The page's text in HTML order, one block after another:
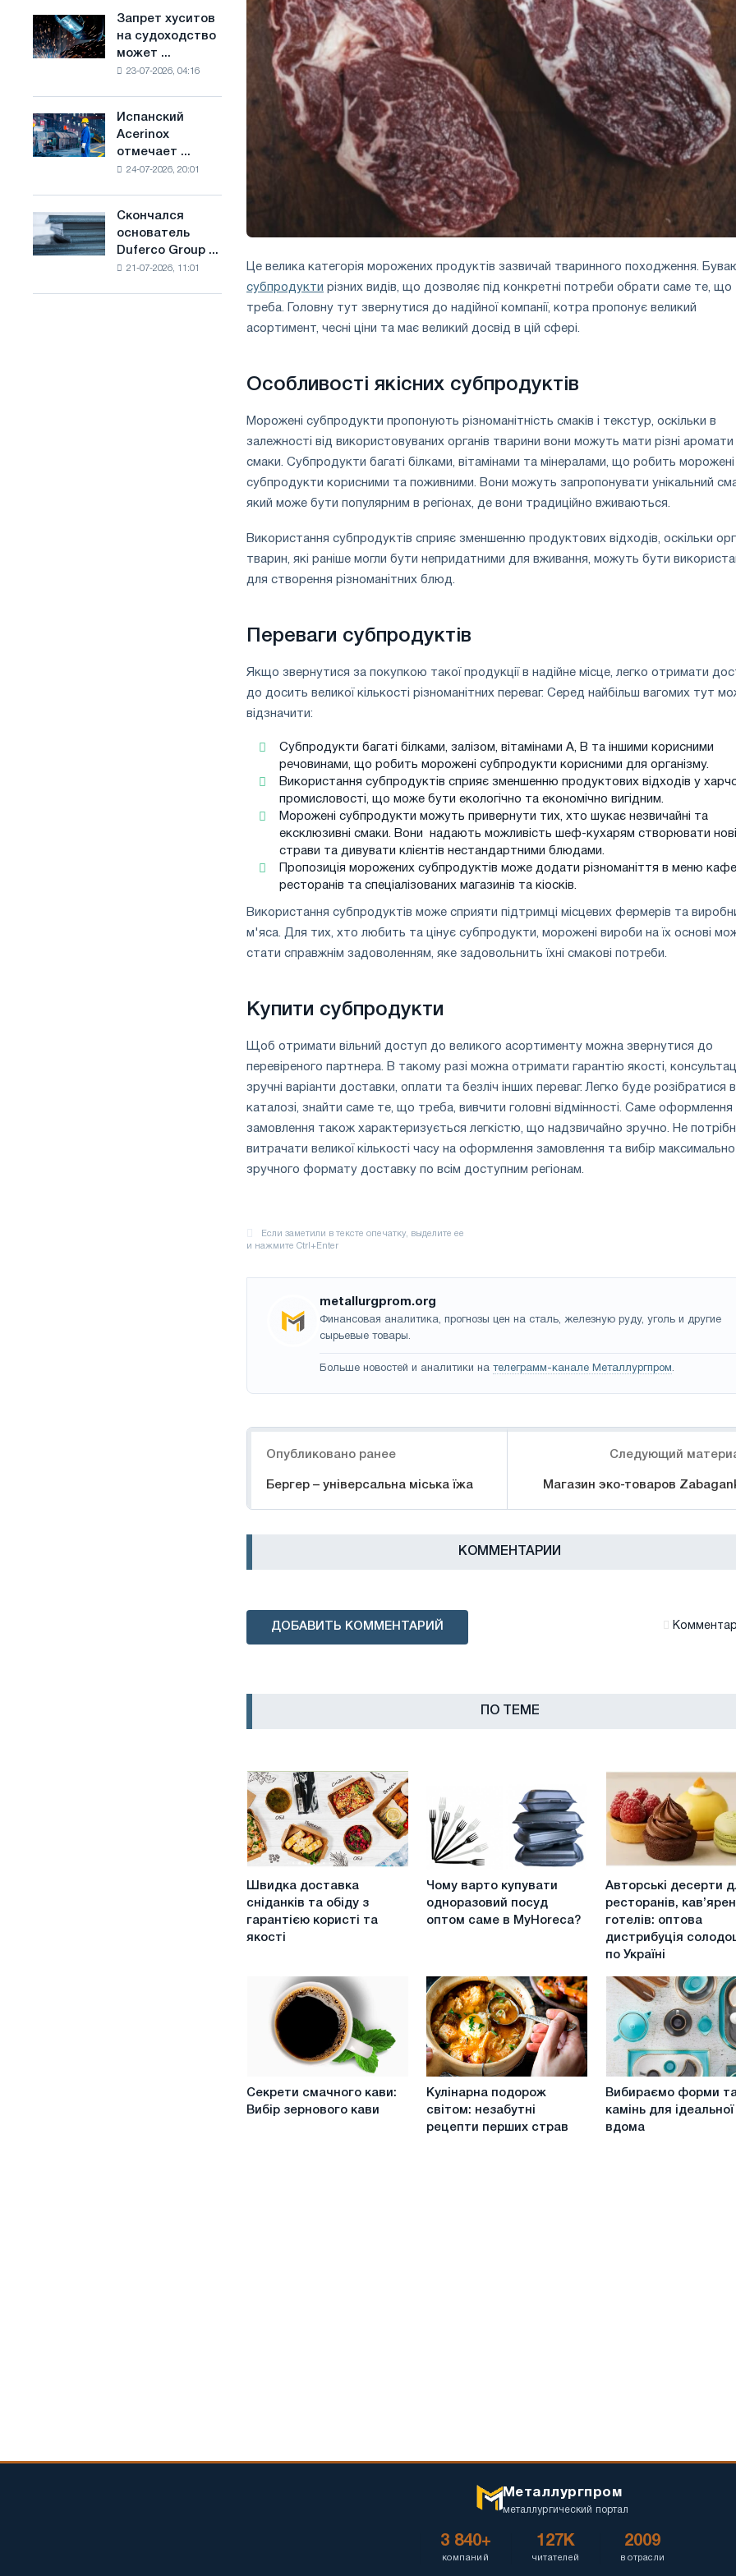
основе
водорода
во
конкуренцию
в
Запрет
хуситов
на
импорт
Саудовской
Запрет хуситов
на судоходство
может ...
23-07-2026, 04:16
Испанский
Acerinox
отмечает
положительную
втором
полугодии
мерам
Испанский
Acerinox
отмечает ...
24-07-2026, 20:01
Скончался
основатель
Duferco
Скончался
основатель
Duferco Group ...
21-07-2026, 11:01
Це велика категорія морожених продуктів зазвичай тваринного походження.
субпродукти різних видів, що дозволяє під конкретні потреби обрати саме те, що
треба. Головну тут звернутися до надійної компанії, котра пропонує великий
асортимент, чесні ціни та має великий досвід в цій сфері.
Особливості якісних субпродуктів
Морожені субпродукти пропонують різноманітність смаків і текстур, оскільки в
залежності від використовуваних органів тварини вони можуть мати різні
смаки. Субпродукти багаті білками, вітамінами та мінералами, що робить морожені
субпродукти корисними та поживними. Вони можуть запропонувати унікальний
який може бути популярним в регіонах, де вони традиційно вживаються.
Використання субпродуктів сприяє зменшенню продуктових відходів, оскільки
тварин, які раніше могли бути непридатними для вживання, можуть бути
для створення різноманітних блюд.
Переваги субпродуктів
Якщо звернутися за покупкою такої продукції в надійне місце, легко отримати
до досить великої кількості різноманітних переваг. Серед найбільш вагомих тут
відзначити:
Субпродукти багаті білками, залізом, вітамінами A, B та іншими корисними
речовинами, що робить морожені субпродукти корисними для організму.
Використання субпродуктів сприяє зменшенню продуктових відходів у
промисловості, що може бути екологічно та економічно вигідним.
Морожені субпродукти можуть привернути тих, хто шукає незвичайні та
ексклюзивні смаки. Вони надають можливість шеф-кухарям створювати нові
страви та дивувати клієнтів нестандартними блюдами.
Пропозиція морожених субпродуктів може додати різноманіття в меню
ресторанів та спеціалізованих магазинів та кіосків.
Використання субпродуктів може сприяти підтримці місцевих фермерів та
м'яса. Для тих, хто любить та цінує субпродукти, морожені вироби на їх основі
стати справжнім задоволенням, яке задовольнить їхні смакові потреби.
Купити субпродукти
Щоб отримати вільний доступ до великого асортименту можна звернутися до
перевіреного партнера. В такому разі можна отримати гарантію якості,
зручні варіанти доставки, оплати та безліч інших переваг. Легко буде розібратися в
каталозі, знайти саме те, що треба, вивчити головні відмінності. Саме оформлення
замовлення також характеризується легкістю, що надзвичайно зручно. Не
витрачати великої кількості часу на оформлення замовлення та вибір максимально
зручного формату доставку по всім доступним регіонам.
metallurgprom.org
Финансовая аналитика, прогнозы цен на сталь, железную руду, уголь и другие
сырьевые товары.
Больше новостей и аналитики на телеграмм-канале Металлургпром.
Опубликовано ранее
Бергер – універсальна міська їжа
Следующий
Магазин эко-товаров
КОММЕНТАРИИ
ДОБАВИТЬ КОММЕНТАРИЙ
ПО ТЕМЕ
Швидка
доставка
сніданків
гарантією
користі
якості
Швидка доставка
сніданків та обіду з
гарантією користі та
якості
Чому
варто
купувати
саме
в
MyHoreca?
Чому варто купувати
одноразовий посуд
оптом саме в MyHoreca?
Авторські
десерти
для
ресторанів,
кав’ярень
готелів:
оптова
дистрибуція
солодощів
Україні
Авторські десерти
ресторанів,
готелів: оптова
дистрибуція
по Україні
Секрети
смачного
кави:
Секрети смачного кави:
Вибір зернового кави
Кулінарна
подорож
незабутні
Кулінарна подорож
світом: незабутні
рецепти перших страв
Вибираємо
форми
камінь
Вибираємо форми
камінь для ідеальної
вдома
Металлургпром
металлургический портал
3 840+
компаний
127K
читателей
2009
в отрасли